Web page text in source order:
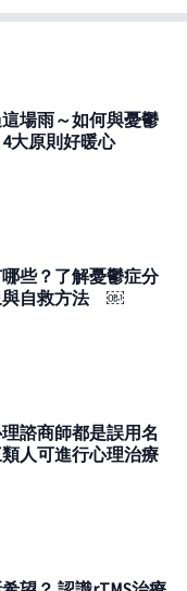
場雨～如何與憂鬱
大原則好暖心
些？了解憂鬱症分
與自救方法 ￼
諮商師都是誤用名
人可進行心理治療